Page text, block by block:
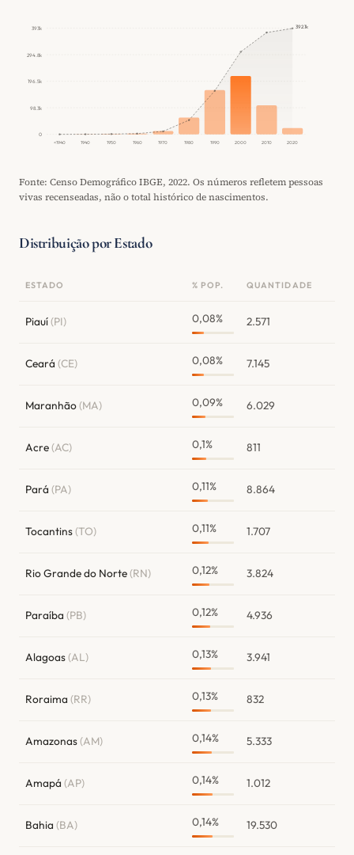
0
98.3k
196.5k
294.8k
393k
<1940 1940 1950 1960 1970 1980 1990 2000 2010 2020
392.1k
Fonte: Censo Demográfico IBGE, 2022. Os números refletem pessoas
vivas recenseadas, não o total histórico de nascimentos.
Distribuição por Estado
ESTADO % POP. QUANTIDADE
Piauí(PI) 0,08% 2.571
Ceará (CE) 0,08% 7.145
Maranhão(MA) 0,09% 6.029
Acre(AC) 0,1% 811
Pará (PA) 0,11% 8.864
Tocantins(TO) 0,11% 1.707
Rio Grande do Norte(RN) 0,12% 3.824
Paraíba (PB) 0,12% 4.936
Alagoas(AL) 0,13% 3.941
Roraima (RR) 0,13% 832
Amazonas(AM) 0,14% 5.333
Amapá (AP) 0,14% 1.012
Bahia (BA) 0,14% 19.530